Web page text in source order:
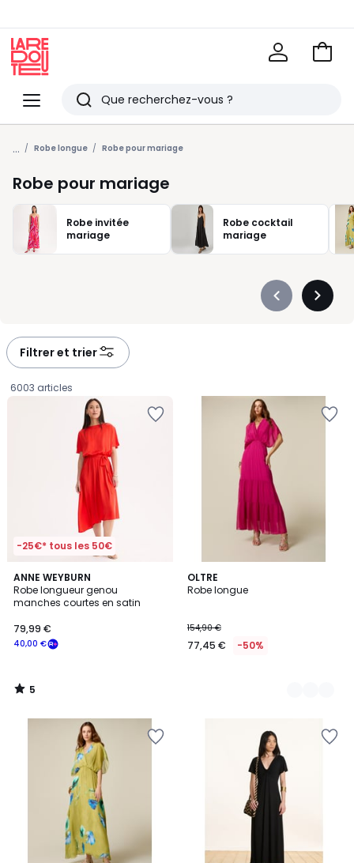
Menu
Redoute
Rechercher
Derniers
articles
vus
Voir
... Robe longue Robe pour mariage
Robe pour mariage
Robe invitée
mariage
Robe cocktail
mariage
Précédent
Filtrer et trier
6003 articles
-25€* tous les 50€
ANNE WEYBURN
Robe longueur genou
manches courtes en satin
€
souscrivez
notre
programme
40,00 €
79,99 €
5
/
5
5
/
OLTRE
Robe longue
154,90 €
77,45 € -50%
2
Couleurs